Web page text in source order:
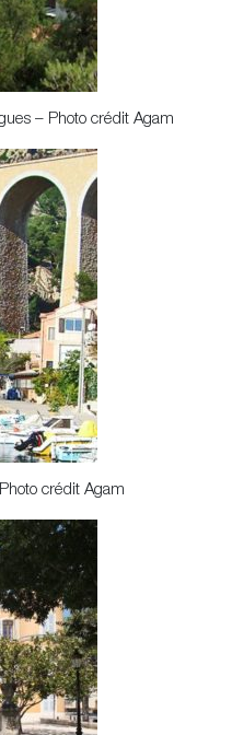
– Photo crédit Agam
crédit Agam